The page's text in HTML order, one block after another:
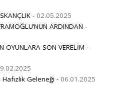
- 02.05.2025
ARDINDAN -
OYUNLARA SON VERELİM -
Geleneği - 06.01.2025